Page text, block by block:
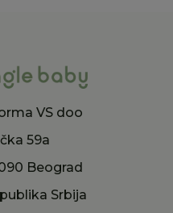
VS doo
59a
Beograd
Srbija